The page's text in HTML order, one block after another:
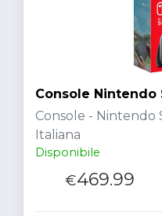
Console Nintendo
Console - Nintendo
Italiana
Disponibile
€469.99